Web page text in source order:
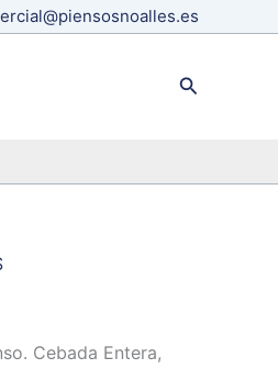
Buscar
Cebada Entera,